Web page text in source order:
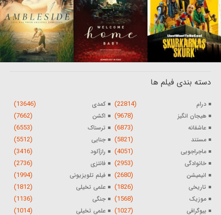
دسته بندی فیلم ها
درام (22814) کمدی (13646)
هیجان انگیز (9678) اکشن (7662)
عاشقانه (6873) ترسناک (6553)
مستند (5821) جنایی (5512)
ماجراجویی (4051) رازآلود (3416)
خانوادگی (2953) فانتزی (2736)
انیمیشن (2680) فیلم تلویزیونی (1994)
تاریخی (1826) علمی تخیلی (1812)
موزیک (1568) جنگی (1136)
بیوگرافی (1027) علمی تخیلی (1014)